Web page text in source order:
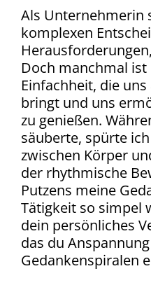
Als Unternehmerin
komplexen
Doch manchmal ist
Einfachheit, die
bringt und uns
zu genießen.
säuberte, spürte
zwischen Körper
der rhythmische
Putzens meine
Tätigkeit so simpel
dein persönliches
das du
Gedankenspiralen